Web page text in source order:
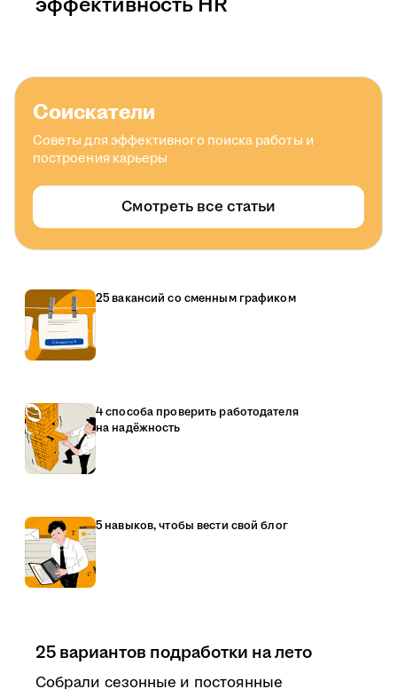
Соискатели
Советы для эффективного поиска работы и
построения карьеры
Смотреть все статьи
25 вакансий со сменным графиком
4 способа проверить работодателя
на надёжность
5 навыков, чтобы вести свой блог
25 вариантов подработки на лето
Собрали сезонные и постоянные